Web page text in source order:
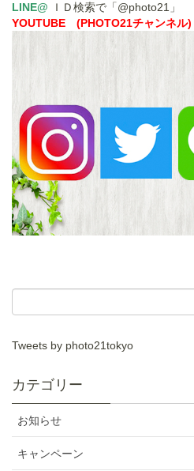
LINE@ ＩＤ検索で「@photo21」
YOUTUBE (PHOTO21チャンネル)
Tweets by photo21tokyo
カテゴリー
お知らせ
キャンペーン